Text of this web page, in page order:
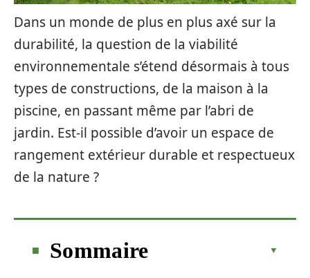
Dans un monde de plus en plus axé sur la
durabilité, la question de la viabilité
environnementale s’étend désormais à tous
types de constructions, de la maison à la
piscine, en passant même par l’abri de
jardin. Est-il possible d’avoir un espace de
rangement extérieur durable et respectueux
de la nature ?
Sommaire